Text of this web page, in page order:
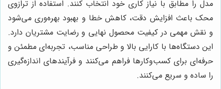
مدل را مطابق با نیاز کاری خود انتخاب کنند. استفاده از ترازوی
محک باعث افزایش دقت، کاهش خطا و بهبود بهره‌وری می‌شود
و نقش مهمی در کیفیت محصول نهایی و رضایت مشتریان دارد.
این دستگاه‌ها با کارایی بالا و طراحی مناسب، تجربه‌ای مطمئن و
حرفه‌ای برای کسب‌وکارها فراهم می‌کنند و فرآیندهای اندازه‌گیری
را ساده و سریع می‌کنند.